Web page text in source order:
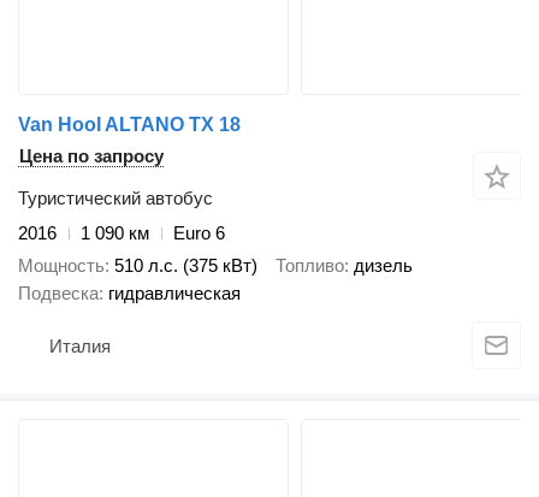
Van Hool ALTANO TX 18
Цена по запросу
Туристический автобус
2016
1 090 км
Euro 6
Мощность 510 л.с. (375 кВт) Топливо дизель
Подвеска гидравлическая
Италия